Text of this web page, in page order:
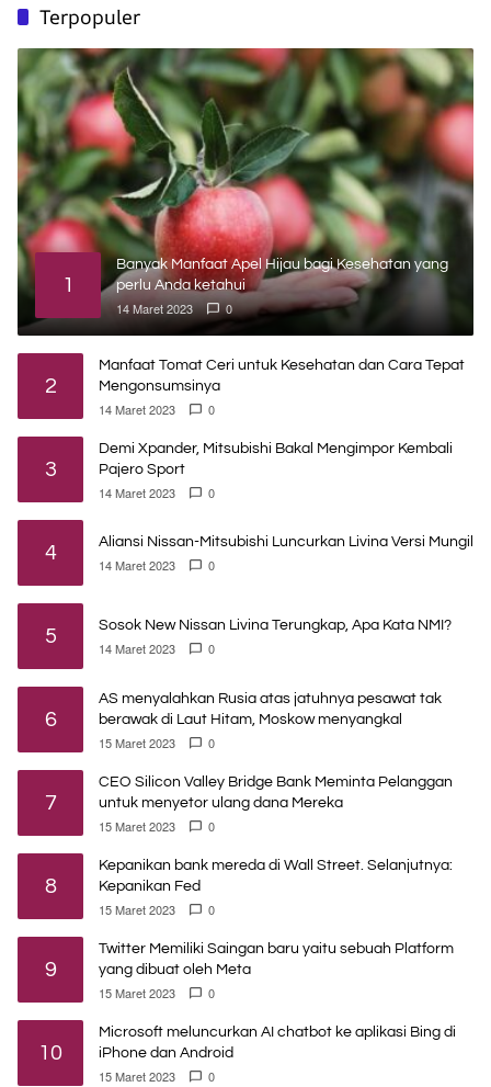
Terpopuler
1
Banyak Manfaat Apel Hijau bagi Kesehatan yang
perlu Anda ketahui
14 Maret 2023 0
2
Manfaat Tomat Ceri untuk Kesehatan dan Cara Tepat
Mengonsumsinya
14 Maret 2023 0
3
Demi Xpander, Mitsubishi Bakal Mengimpor Kembali
Pajero Sport
14 Maret 2023 0
4 Aliansi Nissan-Mitsubishi Luncurkan Livina Versi Mungil
14 Maret 2023 0
5 Sosok New Nissan Livina Terungkap, Apa Kata NMI?
14 Maret 2023 0
6
AS menyalahkan Rusia atas jatuhnya pesawat tak
berawak di Laut Hitam, Moskow menyangkal
15 Maret 2023 0
7
CEO Silicon Valley Bridge Bank Meminta Pelanggan
untuk menyetor ulang dana Mereka
15 Maret 2023 0
8
Kepanikan bank mereda di Wall Street. Selanjutnya:
Kepanikan Fed
15 Maret 2023 0
9
Twitter Memiliki Saingan baru yaitu sebuah Platform
yang dibuat oleh Meta
15 Maret 2023 0
10
Microsoft meluncurkan AI chatbot ke aplikasi Bing di
iPhone dan Android
15 Maret 2023 0